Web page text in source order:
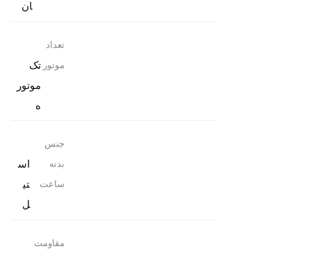
ان
تعداد
موتور تک
موتور
ه
جنس
بدنه
ساعت
اس
تی
ل
مقاومت